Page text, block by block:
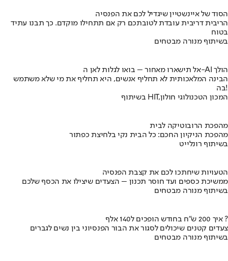
הסוד של איינשטיין שיגדיל לכם את הפנסיה
הריבית דריבית עובדת לטובתכם רק אם תתחילו מוקדם. כך תבנו עתיד
בטוח
בשיתוף מנורה מבטחים
אל תישארו מאחור – בואו לגלות לאן ה-AI הולך
הבינה המלאכותית לא תחליף אנשים, היא תחליף את מי שלא משתמש
בה!
בשיתוף HIT,המכון הטכנולוגי חולון
מהפכת הרובוטיקה לבית
מהפכת הניקיון החכם: כל הבית נקי בלחיצת כפתור
בשיתוף רונלייט
הטעויות שיחתכו לכם את קצבת הפנסיה
ממשיכת כספים ועד חוסר תכנון – הצעדים שיצילו את הכסף שלכם
בשיתוף מנורה מבטחים
איך 200 ש"ח בחודש הופכים ל140 אלף ?
צעדים קטנים שיכולים לסגור את הבור הפנסיוני בין נשים לגברים
בשיתוף מנורה מבטחים